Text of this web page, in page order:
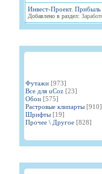
Инвест-Проект.
Добавлено в раздел:
Футажи [973]
Все для uCoz [23]
Обои [575]
Растровые клипарты [910]
Шрифты [19]
Прочее \ Другое [828]